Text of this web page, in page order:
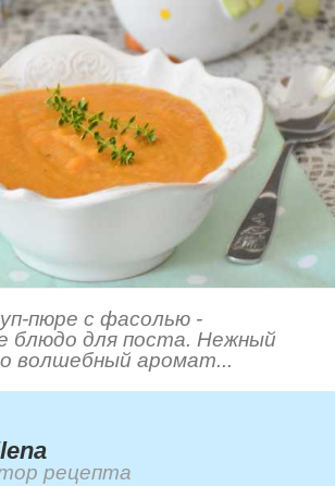
пюре с фасолью -
блюдо для поста. Нежный
волшебный аромат...
рецепта